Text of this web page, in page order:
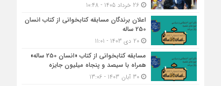
26 خرداد 1405 - 10:48
اعلان برندگان مسابقه کتابخوانی از کتاب انسان
250 ساله
20 دی 1403 - 11:01
مسابقه کتاب‎خوانی از کتاب «انسان 250 ساله»
همراه با سیصد و پنجاه میلیون جایزه
30 آبان 1403 - 13:06